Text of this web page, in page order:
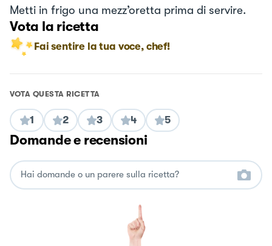
Metti in frigo una mezz’oretta prima di servire.
Vota la ricetta
Fai sentire la tua voce, chef!
VOTA QUESTA RICETTA
1 2 3 4 5
Domande e recensioni